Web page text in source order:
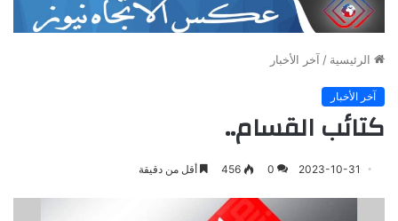
الرئيسية / آخر الأخبار
آخر الأخبار
كتائب القسام..
2023-10-31
0
456 أقل من دقيقة